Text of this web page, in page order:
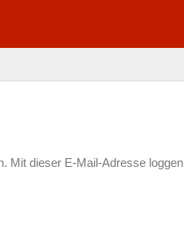
Mit dieser E-Mail-Adresse loggen